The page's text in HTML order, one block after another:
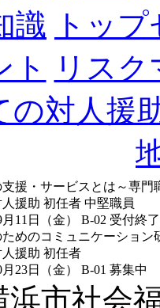
識 トッ
ト
リス
の対人援
援・サービスとは～専門
援助 初任者 中堅職員
月11日（金） B-02 受付終了
めのコミュニケーション
援助 初任者
月23日（金） B-01 募集中
市社会